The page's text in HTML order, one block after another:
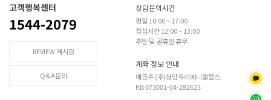
고객행복센터
1544-2079
REVIEW 게시판
Q&A문의
상담문의시간
평일 10:00 ~ 17:00
점심시간 12:00 ~ 13:00
주말 및 공휴일 휴무
계좌 정보 안내
예금주 (주)청담우리애니멀헬스
KB 073001-04-282623